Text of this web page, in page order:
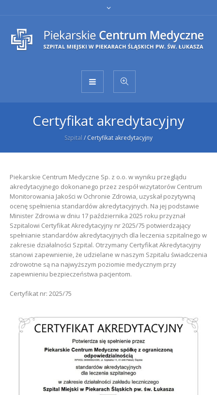
Certyfikat akredytacyjny
Szpital / Certyfikat akredytacyjny
Piekarskie Centrum Medyczne Sp. z o.o. w wyniku przeglądu
akredytacyjnego dokonanego przez zespół wizytatorów Centrum
Monitorowania Jakości w Ochronie Zdrowia, uzyskał pozytywną
ocenę spełnienia standardów akredytacyjnych. Na jej podstawie
Minister Zdrowia w dniu 17 października 2025 roku przyznał
Szpitalowi Certyfikat Akredytacyjny nr 2025/75 potwierdzający
spełnianie standardów akredytacyjnych dla leczenia szpitalnego w
zakresie działalności Szpital. Otrzymany Certyfikat Akredytacyjny
stanowi zapewnienie, że udzielane w naszym Szpitalu świadczenia
zdrowotne są na najwyższym poziomie medycznym przy
zapewnieniu bezpieczeństwa pacjentom.
Certyfikat nr: 2025/75